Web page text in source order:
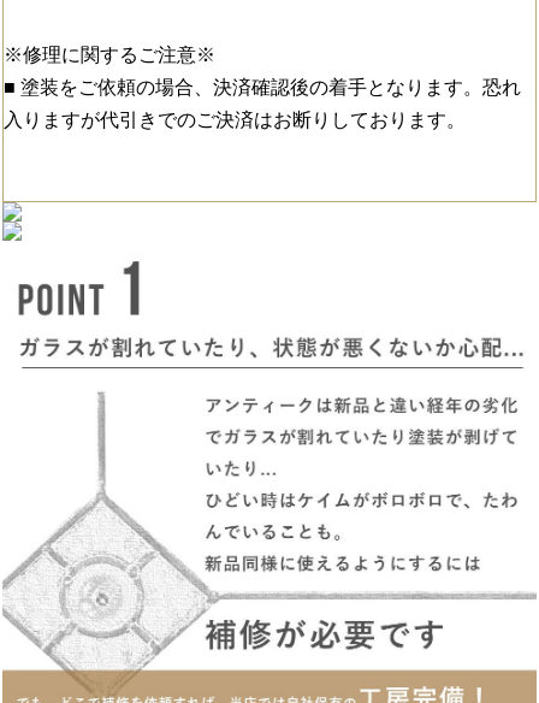
※修理に関するご注意※
■ 塗装をご依頼の場合、決済確認後の着手となります。恐れ
入りますが代引きでのご決済はお断りしております。